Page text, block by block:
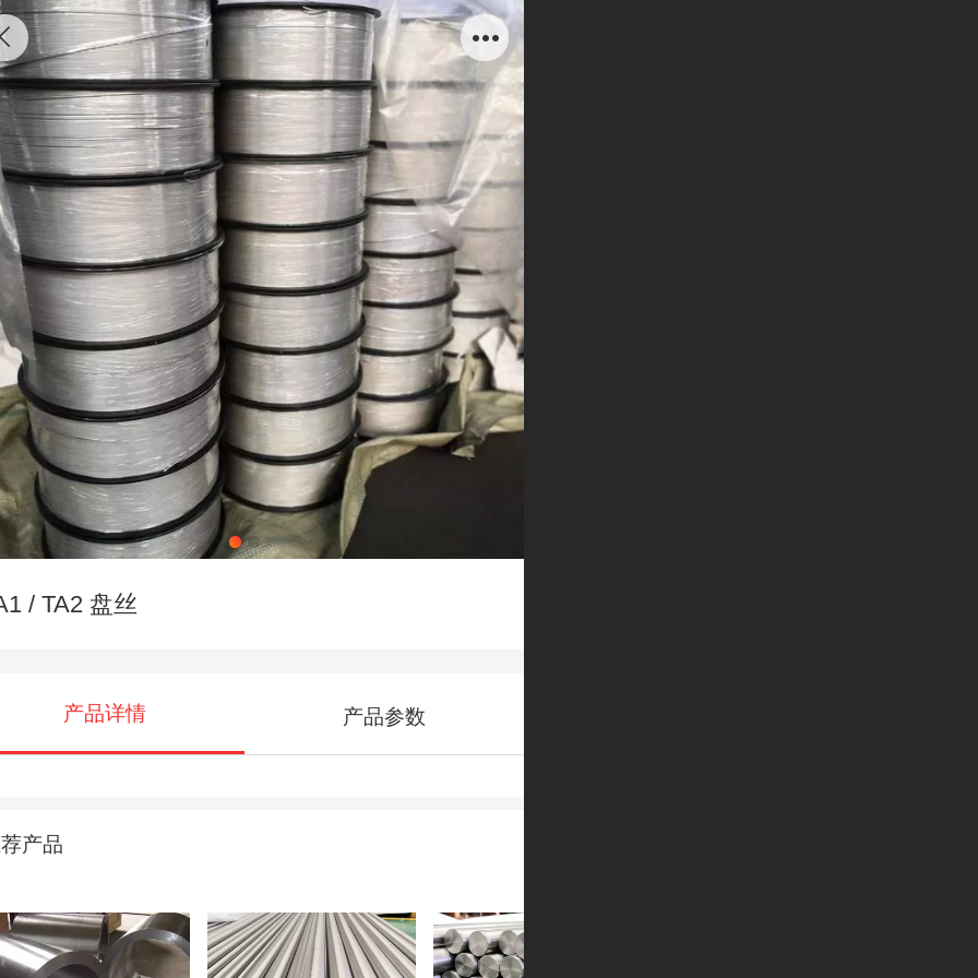
/ TA2 盘丝
产品详情 产品参数
产品